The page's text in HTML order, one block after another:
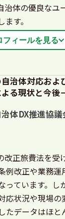
治体の優良なユ
す。
フィールを見る
疎対策、被災
の担当を経験し
進計画やeL-
当。
治体対応お
る現状と今後
体DX推進協議
正旅費法を受け
例改正や業務運
っています。し
応状況や現場の
たデータはほと